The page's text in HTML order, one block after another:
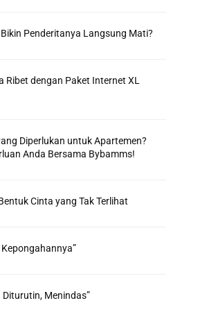
Penderitanya Langsung Mati?
Ribet dengan Paket Internet XL
Diperlukan untuk Apartemen?
Anda Bersama Bybamms!
Cinta yang Tak Terlihat
Diturutin, Menindas”